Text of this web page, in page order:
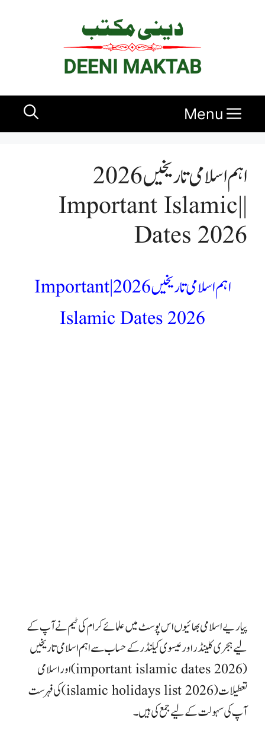
Menu
اہم اسلامی تاریخیں 2026
|| Important Islamic
Dates 2026
اہم اسلامی تاریخیں 2026 | Important
Islamic Dates 2026
پیاریےاسلامی بھائیوں اس پوسٹ میں علمائے کرام کی ٹیم نے آپ کے
لیے ہجری کلینڈر اور عیسوی کیلنڈر کے حساب سے اہم اسلامی تاریخیں
(important islamic dates 2026) اور اسلامی
تعطیلات (islamic holidays list 2026) کی فہرست
آپ کی سہولت کے لیے جمع کی ہیں۔